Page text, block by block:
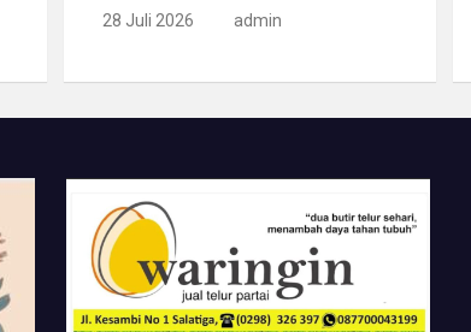
28 Juli 2026 admin